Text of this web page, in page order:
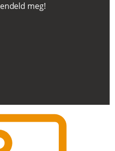
endeld meg!